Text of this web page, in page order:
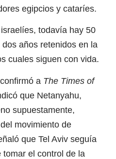
egipcios y cataríes.
todavía hay 50
años retenidos en la
cuales siguen con vida.
a The Times of
que Netanyahu,
supuestamente,
movimiento de
que Tel Aviv seguía
el control de la